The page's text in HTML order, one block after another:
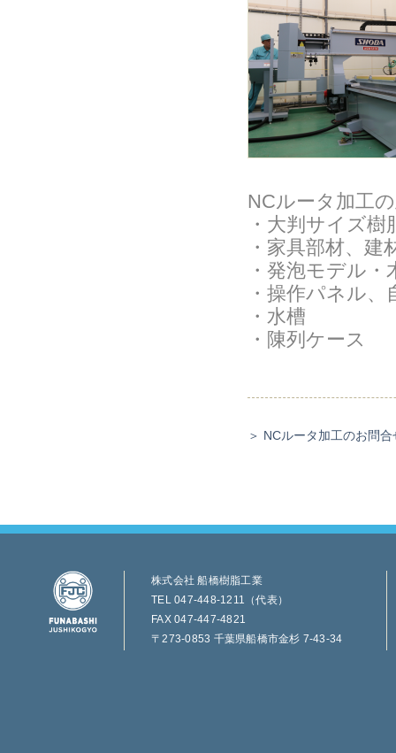
NCルータ加工
・大判サイズ
・家具部材、建
・発泡モデル・
・操作パネル
・水槽
・陳列ケース
＞ NCルータ加工のお問
株式会社 船橋樹脂工業
TEL 047-448-1211（代表）
FAX 047-447-4821
〒273-0853 千葉県船橋市金杉 7-43-34